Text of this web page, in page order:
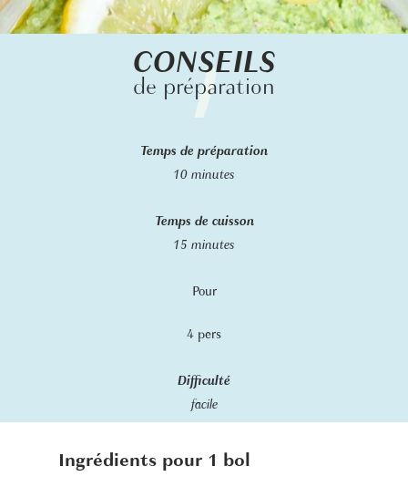
CONSEILS
de préparation
Temps de préparation
10 minutes
Temps de cuisson
15 minutes
Pour
4 pers
Difficulté
facile
Ingrédients pour 1 bol